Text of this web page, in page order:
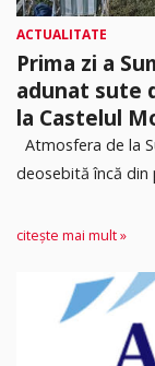
ACTUALITATE
Prima zi a
adunat sute
la Castelul
Atmosfera de la
deosebită încă din
citește mai mult »